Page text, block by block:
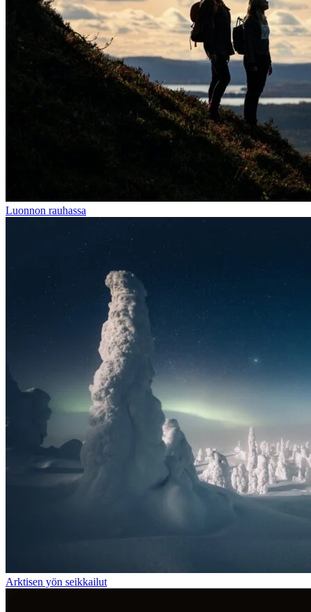
Luonnon rauhassa
Arktisen yön seikkailut